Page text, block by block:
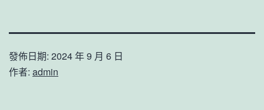
發佈日期: 2024 年 9 月 6 日
作者: admin